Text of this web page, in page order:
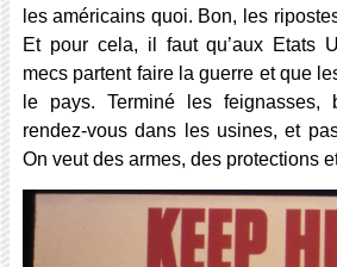
les américains quoi. Bon, les
Et pour cela, il faut qu’aux Etats
mecs partent faire la guerre et que
le pays. Terminé les feignasses,
rendez-vous dans les usines, et
On veut des armes, des protections